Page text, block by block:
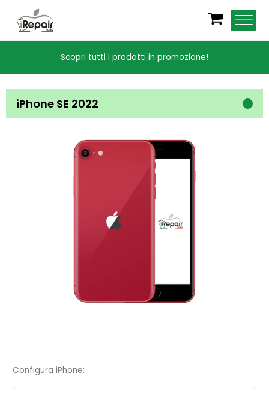
Scopri tutti i prodotti in promozione!
Configura iPhone:
iPhone SE 2022